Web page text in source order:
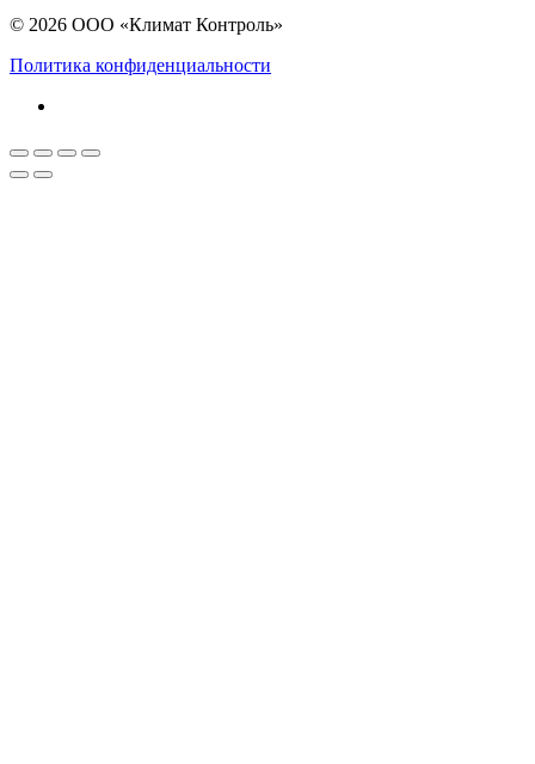
© 2026 ООО «Климат Контроль»
Политика конфиденциальности